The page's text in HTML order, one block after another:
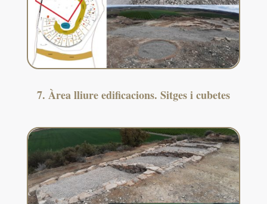
7. Àrea lliure edificacions. Sitges i cubetes